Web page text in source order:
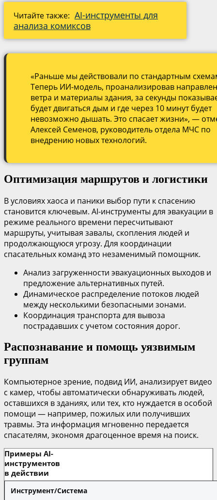
Читайте также: AI-инструменты для
анализа комиксов
«Раньше мы действовали по стандартным
Теперь ИИ-модель, проанализировав
ветра и материалы здания, за секунды
будет двигаться дым и где через 10 минут будет
невозможно дышать. Это спасает жизни», —
Алексей Семенов, руководитель отдела МЧС по
внедрению новых технологий.
Оптимизация маршрутов и логистики
В условиях хаоса и паники выбор пути к спасению
становится ключевым. AI-инструменты для эвакуации в
режиме реального времени пересчитывают
маршруты, учитывая завалы, скопления людей и
продолжающуюся угрозу. Для координации
спасательных команд это незаменимый помощник.
Анализ загруженности эвакуационных выходов и
предложение альтернативных путей.
Динамическое распределение потоков людей
между несколькими безопасными зонами.
Координация транспорта для вывоза
пострадавших с учетом состояния дорог.
Распознавание и помощь уязвимым
группам
Компьютерное зрение, подвид ИИ, анализирует видео
с камер, чтобы автоматически обнаруживать людей,
оставшихся в зданиях, или тех, кто нуждается в особой
помощи — например, пожилых или получивших
травмы. Эта информация мгновенно передается
спасателям, экономя драгоценное время на поиск.
Примеры AI-
инструментов
в действии
Инструмент/Система